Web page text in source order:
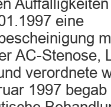
eine
AC-Stenose,
verordnete
1997